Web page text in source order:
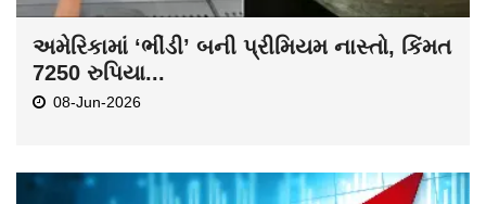
અમેરિકામાં ‘ભીંડી’ બની પ્રીમિયમ નાસ્તો, કિંમત
7250 રુપિયા...
08-Jun-2026